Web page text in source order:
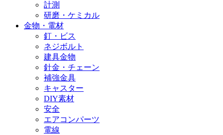
計測
研磨・ケミカル
金物・電材
釘・ビス
ネジボルト
建具金物
針金・チェーン
補強金具
キャスター
DIY素材
安全
エアコンパーツ
電線